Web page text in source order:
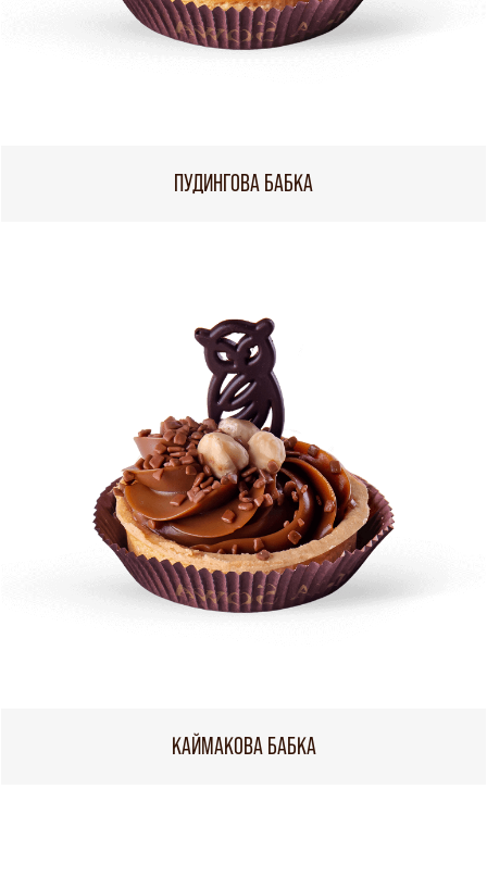
ПУДИНГОВА БАБКА
КАЙМАКОВА БАБКА